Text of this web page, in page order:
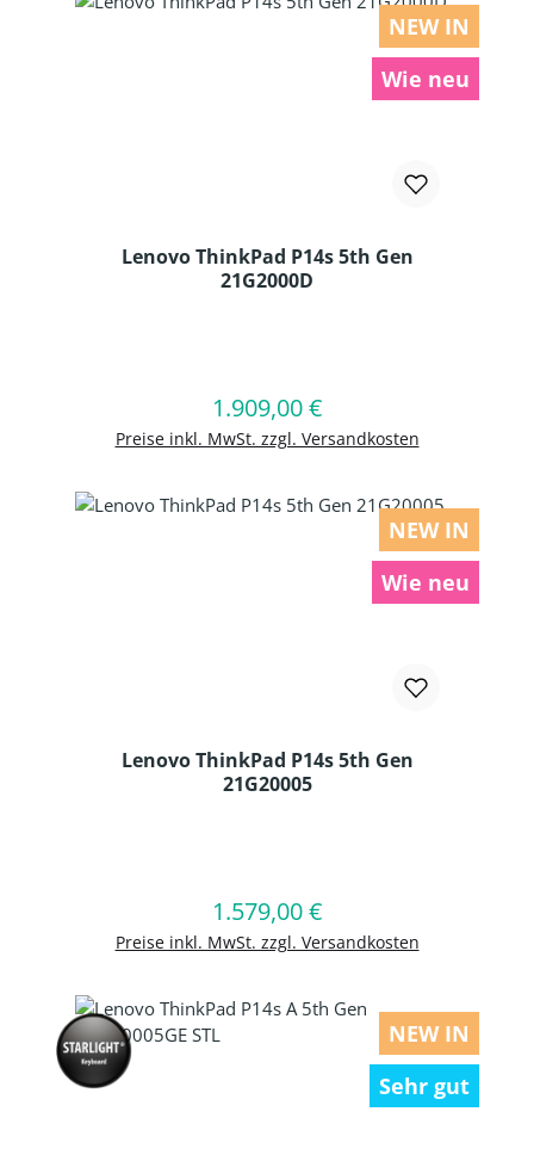
NEW IN
Wie neu
Lenovo ThinkPad P14s 5th Gen
21G2000D
Regulärer Preis:
1.909,00 €
Preise inkl. MwSt. zzgl. Versandkosten
In den Warenkorb
NEW IN
Wie neu
Lenovo ThinkPad P14s 5th Gen
21G20005
Regulärer Preis:
1.579,00 €
Preise inkl. MwSt. zzgl. Versandkosten
In den Warenkorb
NEW IN
Sehr gut